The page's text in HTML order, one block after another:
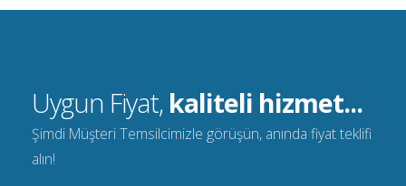
Uygun Fiyat, kaliteli hizmet...
Şimdi Müşteri Temsilcimizle görüşün, anında fiyat teklifi
alın!